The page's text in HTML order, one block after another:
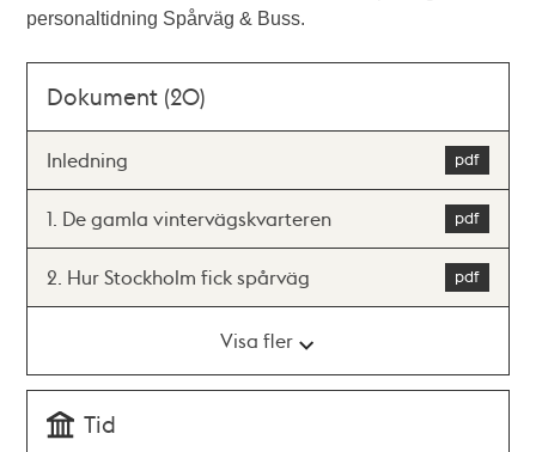
personaltidning Spårväg & Buss.
Dokument (20)
Inledning
1. De gamla vintervägskvarteren
2. Hur Stockholm fick spårväg
Visa fler
Tid